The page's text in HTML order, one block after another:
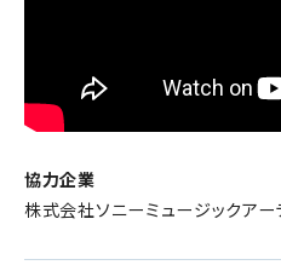
協力企業
株式会社ソニーミュージックアー